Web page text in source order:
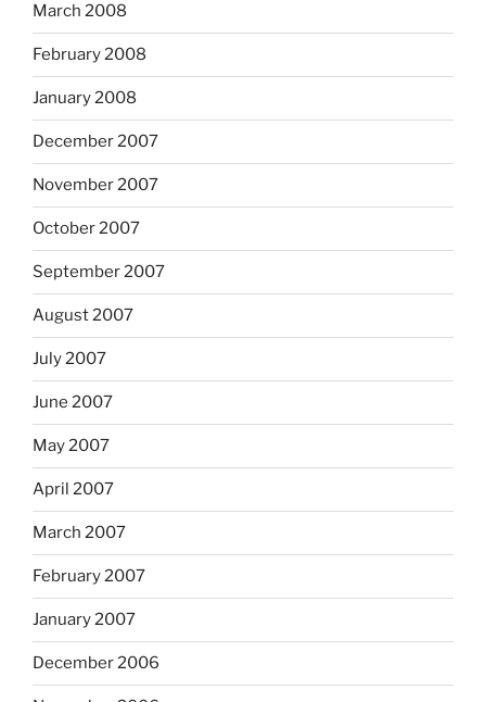
March 2008
February 2008
January 2008
December 2007
November 2007
October 2007
September 2007
August 2007
July 2007
June 2007
May 2007
April 2007
March 2007
February 2007
January 2007
December 2006